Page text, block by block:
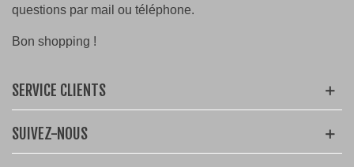
questions par mail ou téléphone.
Bon shopping !
SERVICE CLIENTS
SUIVEZ-NOUS